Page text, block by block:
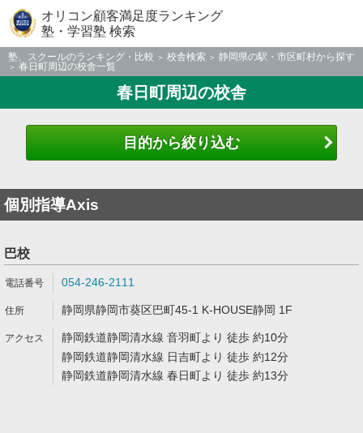
オリコン顧客満足度ランキング
塾・学習塾 検索
塾、スクールのランキング・比較 校舎検索
静岡県の駅・市区町村から探す
春日町周辺の校舎一覧
春日町周辺の校舎
目的から絞り込む
個別指導Axis
巴校
054-246-2111
静岡県静岡市葵区巴町45-1 K-HOUSE静岡 1F
静岡鉄道静岡清水線 音羽町より 徒歩 約10分
静岡鉄道静岡清水線 日吉町より 徒歩 約12分
静岡鉄道静岡清水線 春日町より 徒歩 約13分